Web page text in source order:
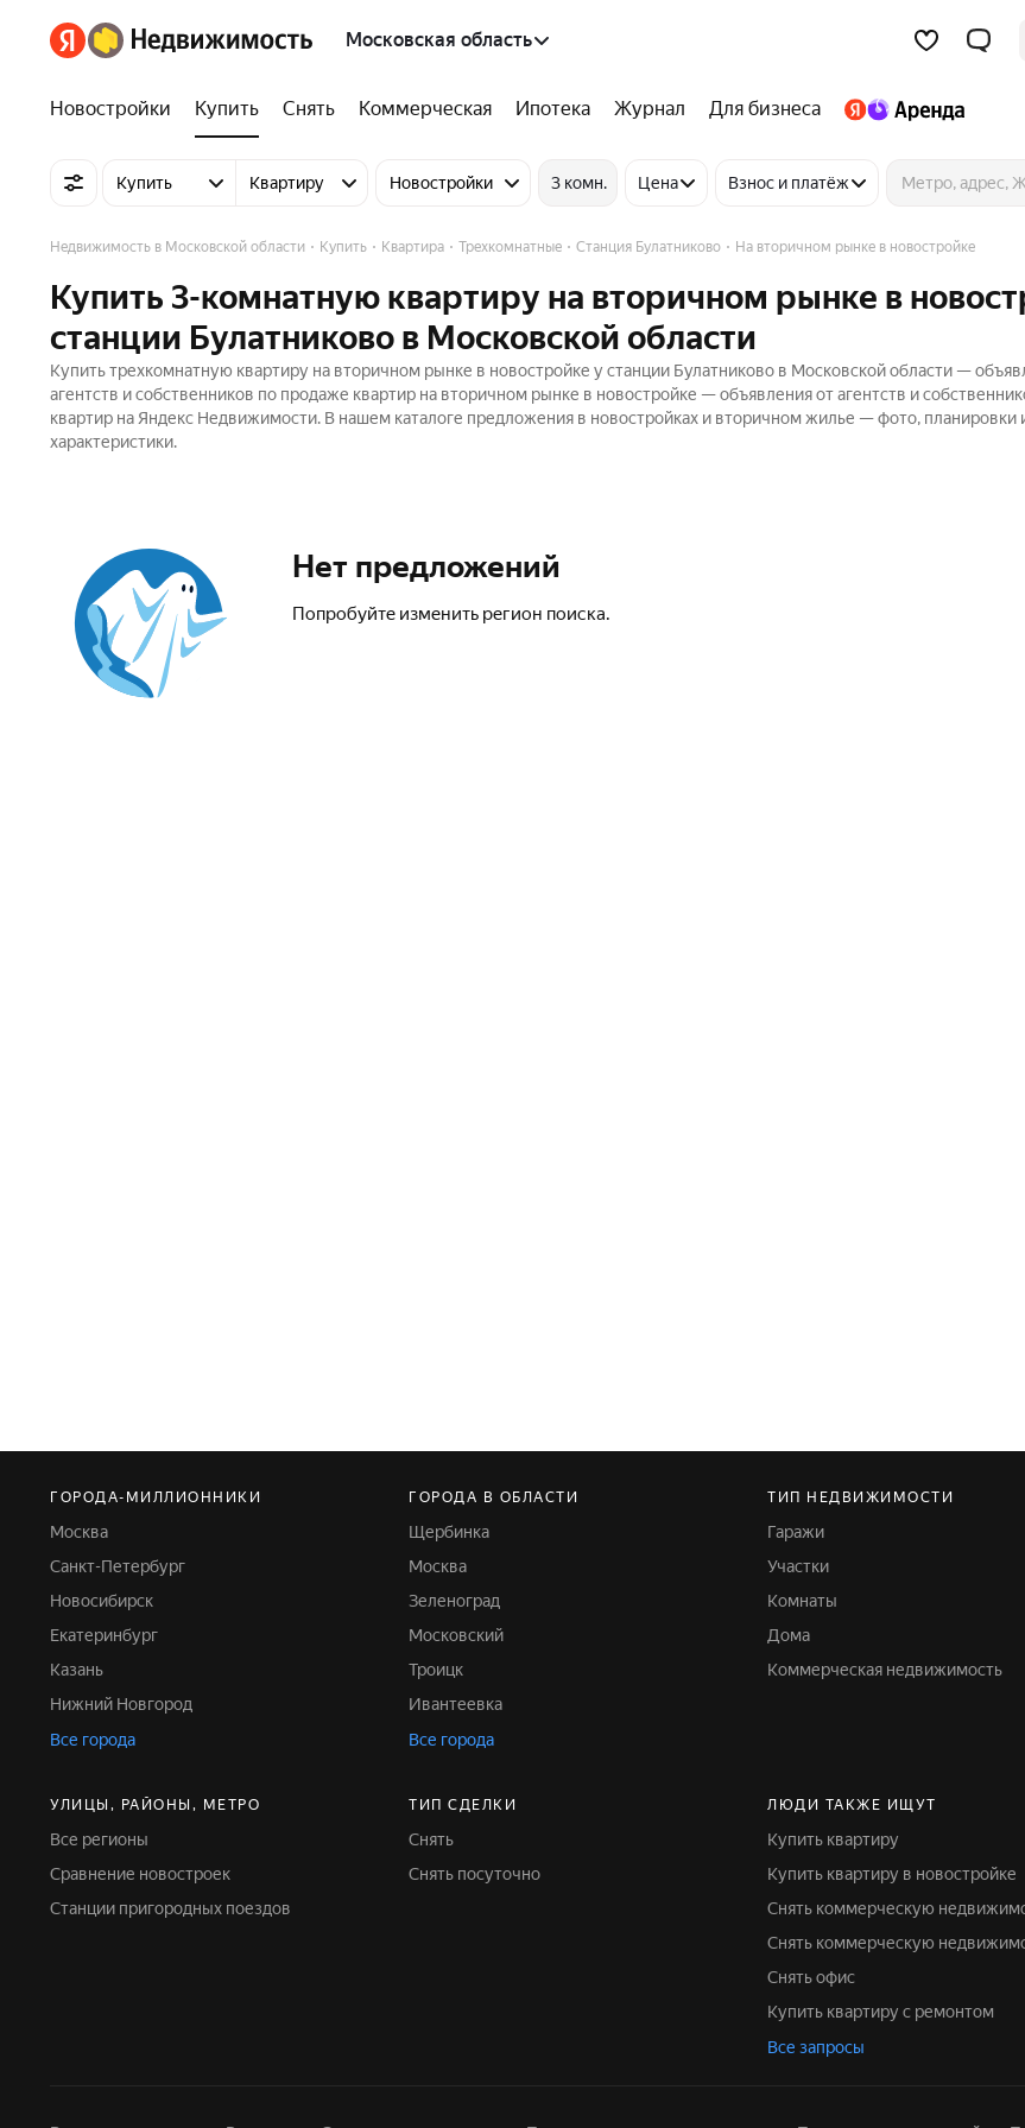
Московская область
Новостройки Купить Снять Коммерческая Ипотека Журнал Для бизнеса
Купить Квартиру Новостройки 3 комн. Цена Взнос и платёж
Недвижимость в Московской области Купить Квартира Трехкомнатные Станция Булатниково На вторичном рынке в новостройке
Купить 3-комнатную квартиру на вторичном рынке в
станции Булатниково в Московской области
Купить трехкомнатную квартиру на вторичном рынке в новостройке у станции Булатниково в Московской области —
агентств и собственников по продаже квартир на вторичном рынке в новостройке — объявления от агентств и
квартир на Яндекс Недвижимости. В нашем каталоге предложения в новостройках и вторичном жилье — фото, планировки
характеристики.
Нет предложений
Попробуйте изменить регион поиска.
ГОРОДА-МИЛЛИОННИКИ
Москва
Санкт-Петербург
Новосибирск
Екатеринбург
Казань
Нижний Новгород
Все города
ГОРОДА В ОБЛАСТИ
Щербинка
Москва
Зеленоград
Московский
Троицк
Ивантеевка
Все города
ТИП НЕДВИЖИМОСТИ
Гаражи
Участки
Комнаты
Дома
Коммерческая недвижимость
УЛИЦЫ, РАЙОНЫ, МЕТРО
Все регионы
Сравнение новостроек
Станции пригородных поездов
ТИП СДЕЛКИ
Снять
Снять посуточно
ЛЮДИ ТАКЖЕ ИЩУТ
Купить квартиру
Купить квартиру в новостройке
Снять коммерческую
Снять коммерческую
Снять офис
Купить квартиру с ремонтом
Все запросы